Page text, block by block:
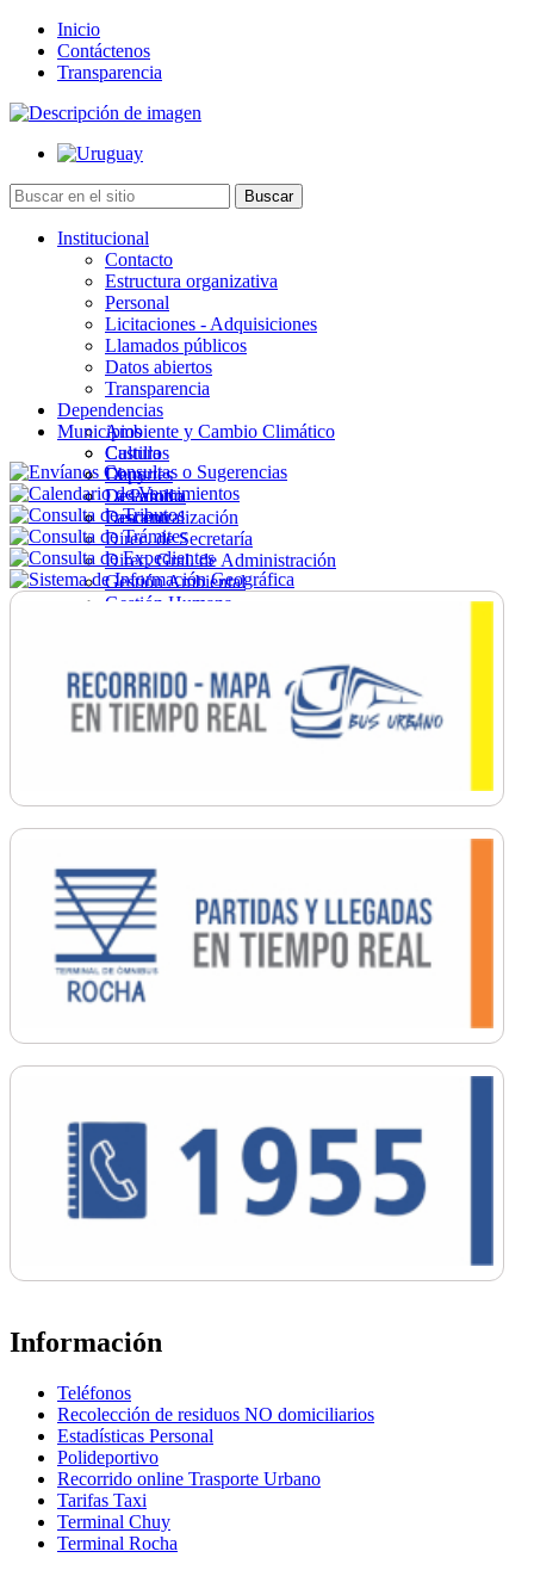
Inicio
Contáctenos
Transparencia
Institucional
Contacto
Estructura organizativa
Personal
Licitaciones - Adquisiciones
Llamados públicos
Datos abiertos
Transparencia
Dependencias
Ambiente y Cambio Climático
Cultura
Deportes
Desarrollo
Descentralización
Direc. de Secretaría
Direc. Gral. de Administración
Gestión Ambiental
Gestión Humana
Ordenamiento
Promoción Social
Salud
Secretaría General
Municipios
Castillos
Chuy
La Paloma
Lascano
Información
Teléfonos
Recolección de residuos NO domiciliarios
Estadísticas Personal
Polideportivo
Recorrido online Trasporte Urbano
Tarifas Taxi
Terminal Chuy
Terminal Rocha